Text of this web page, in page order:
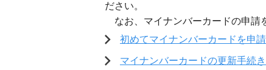
ださい。
なお、マイナンバーカードの申請
初めてマイナンバーカードを申
マイナンバーカードの更新手続